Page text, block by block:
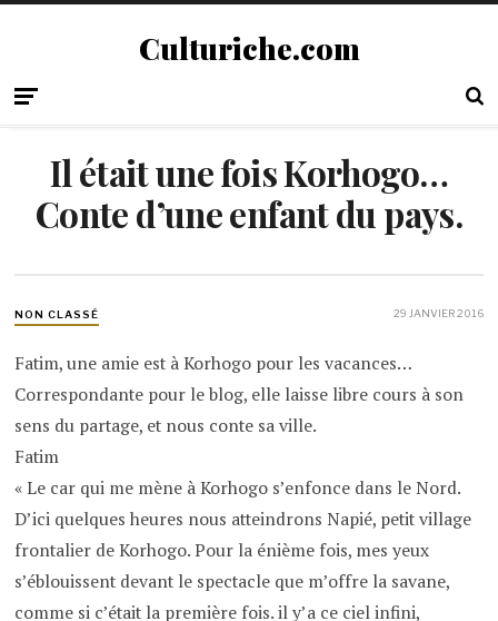
Culturiche.com
Il était une fois Korhogo…
Conte d’une enfant du pays.
NON CLASSÉ 29 JANVIER 2016
Fatim, une amie est à Korhogo pour les vacances…
Correspondante pour le blog, elle laisse libre cours à son
sens du partage, et nous conte sa ville.
Fatim
« Le car qui me mène à Korhogo s’enfonce dans le Nord.
D’ici quelques heures nous atteindrons Napié, petit village
frontalier de Korhogo. Pour la énième fois, mes yeux
s’éblouissent devant le spectacle que m’offre la savane,
comme si c’était la première fois. il y’a ce ciel infini,